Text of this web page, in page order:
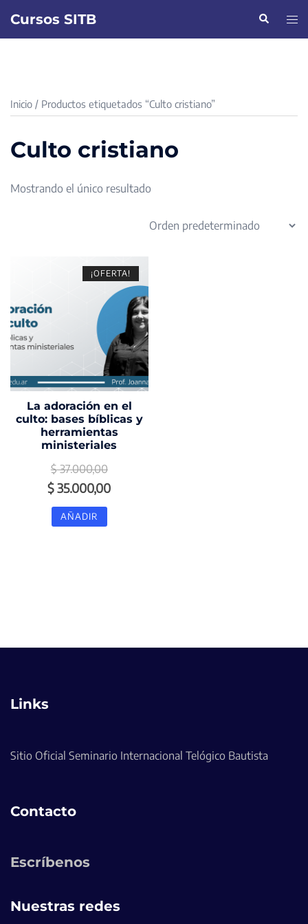
Cursos SITB Buscar
Inicio / Productos etiquetados “Culto cristiano”
Culto cristiano
Mostrando el único resultado
¡OFERTA!
La adoración en el
culto: bases bíblicas y
herramientas
ministeriales
$37.000,00
El
precio
original
$35.000,00El
AÑADIR
Links
Sitio Oficial Seminario Internacional Telógico Bautista
Contacto
Escríbenos
Nuestras redes